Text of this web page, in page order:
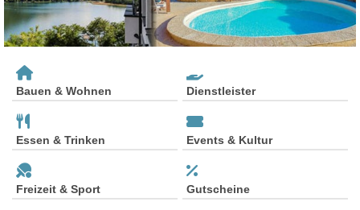
Bauen & Wohnen Dienstleister
Essen & Trinken Events & Kultur
Freizeit & Sport Gutscheine